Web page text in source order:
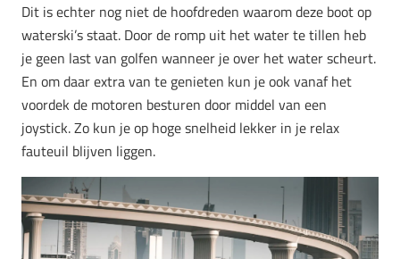
Dit is echter nog niet de hoofdreden waarom deze boot op
waterski’s staat. Door de romp uit het water te tillen heb
je geen last van golfen wanneer je over het water scheurt.
En om daar extra van te genieten kun je ook vanaf het
voordek de motoren besturen door middel van een
joystick. Zo kun je op hoge snelheid lekker in je relax
fauteuil blijven liggen.